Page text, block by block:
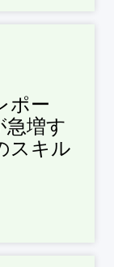
ポー
急増す
スキル